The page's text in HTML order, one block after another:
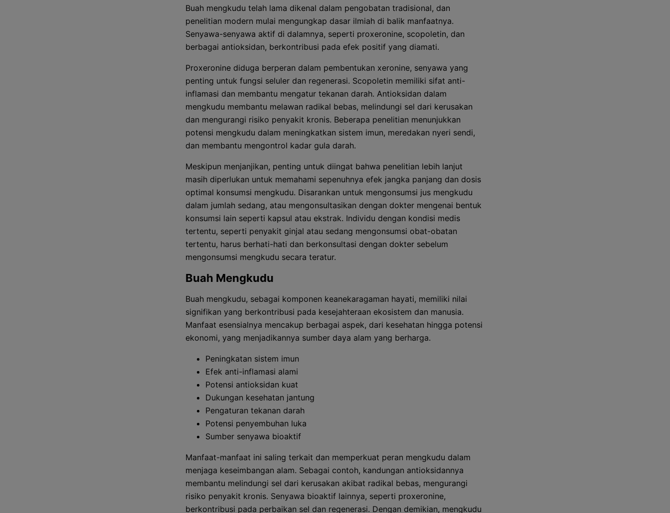
Buah mengkudu telah lama dikenal dalam pengobatan tradisional, dan
penelitian modern mulai mengungkap dasar ilmiah di balik manfaatnya.
Senyawa-senyawa aktif di dalamnya, seperti proxeronine, scopoletin, dan
berbagai antioksidan, berkontribusi pada efek positif yang diamati.
Proxeronine diduga berperan dalam pembentukan xeronine, senyawa yang
penting untuk fungsi seluler dan regenerasi. Scopoletin memiliki sifat anti-
inflamasi dan membantu mengatur tekanan darah. Antioksidan dalam
mengkudu membantu melawan radikal bebas, melindungi sel dari kerusakan
dan mengurangi risiko penyakit kronis. Beberapa penelitian menunjukkan
potensi mengkudu dalam meningkatkan sistem imun, meredakan nyeri sendi,
dan membantu mengontrol kadar gula darah.
Meskipun menjanjikan, penting untuk diingat bahwa penelitian lebih lanjut
masih diperlukan untuk memahami sepenuhnya efek jangka panjang dan dosis
optimal konsumsi mengkudu. Disarankan untuk mengonsumsi jus mengkudu
dalam jumlah sedang, atau mengonsultasikan dengan dokter mengenai bentuk
konsumsi lain seperti kapsul atau ekstrak. Individu dengan kondisi medis
tertentu, seperti penyakit ginjal atau sedang mengonsumsi obat-obatan
tertentu, harus berhati-hati dan berkonsultasi dengan dokter sebelum
mengonsumsi mengkudu secara teratur.
Buah Mengkudu
Buah mengkudu, sebagai komponen keanekaragaman hayati, memiliki nilai
signifikan yang berkontribusi pada kesejahteraan ekosistem dan manusia.
Manfaat esensialnya mencakup berbagai aspek, dari kesehatan hingga potensi
ekonomi, yang menjadikannya sumber daya alam yang berharga.
Peningkatan sistem imun
Efek anti-inflamasi alami
Potensi antioksidan kuat
Dukungan kesehatan jantung
Pengaturan tekanan darah
Potensi penyembuhan luka
Sumber senyawa bioaktif
Manfaat-manfaat ini saling terkait dan memperkuat peran mengkudu dalam
menjaga keseimbangan alam. Sebagai contoh, kandungan antioksidannya
membantu melindungi sel dari kerusakan akibat radikal bebas, mengurangi
risiko penyakit kronis. Senyawa bioaktif lainnya, seperti proxeronine,
berkontribusi pada perbaikan sel dan regenerasi. Dengan demikian, mengkudu